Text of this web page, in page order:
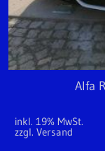
Alfa
inkl. 19% MwSt.
zzgl. Versand